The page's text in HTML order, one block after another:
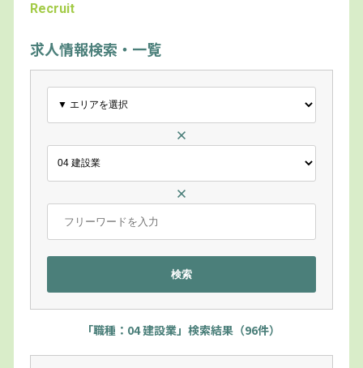
Recruit
求人情報検索・一覧
「職種：04 建設業」検索結果 （96件）